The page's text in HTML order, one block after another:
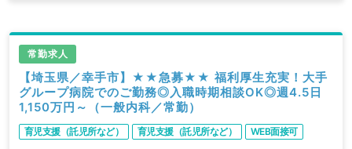
求人内容の詳細等はお気軽にお問合せ下さい。
常勤求人
【埼玉県／幸手市】★★急募★★ 福利厚生充実！大手
グループ病院でのご勤務◎入職時期相談OK◎週4.5日
1,150万円～（一般内科／常勤）
育児支援（託児所など） 育児支援（託児所など） WEB面接可